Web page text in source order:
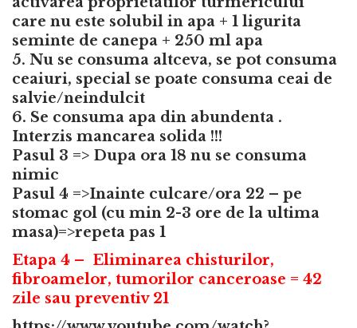
care nu este solubil in apa + 1 ligurita
seminte de canepa + 250 ml apa
5. Nu se consuma altceva, se pot consuma
ceaiuri, special se poate consuma ceai de
salvie/neindulcit
6. Se consuma apa din abundenta .
Interzis mancarea solida !!!
Pasul 3 => Dupa ora 18 nu se consuma
nimic
Pasul 4 =>Inainte culcare/ora 22 – pe
stomac gol (cu min 2-3 ore de la ultima
masa)=>repeta pas 1
Etapa 4 – Eliminarea chisturilor,
fibroamelor, tumorilor canceroase = 42
zile sau preventiv 21